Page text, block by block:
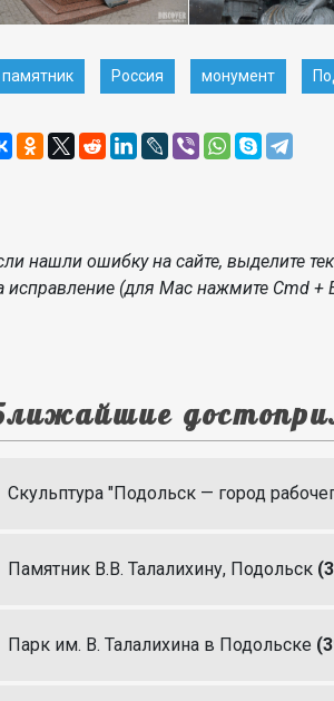
памятник Россия монумент
нашли ошибку на сайте, выделите
исправление (для Mac нажмите Cmd +
Скульптура "Подольск — город
Памятник В.В. Талалихину, Подольск
Парк им. В. Талалихина в Подольске